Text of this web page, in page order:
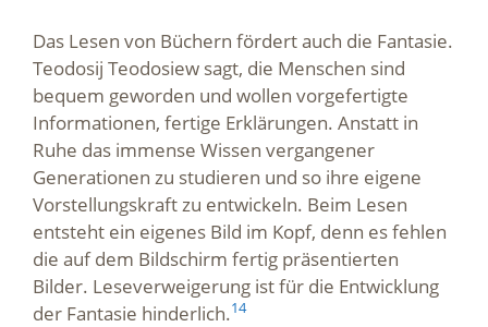
Das Lesen von Büchern fördert auch die Fantasie.
Teodosij Teodosiew sagt, die Menschen sind
bequem geworden und wollen vorgefertigte
Informationen, fertige Erklärungen. Anstatt in
Ruhe das immense Wissen vergangener
Generationen zu studieren und so ihre eigene
Vorstellungskraft zu entwickeln. Beim Lesen
entsteht ein eigenes Bild im Kopf, denn es fehlen
die auf dem Bildschirm fertig präsentierten
Bilder. Leseverweigerung ist für die Entwicklung
der Fantasie hinderlich.14